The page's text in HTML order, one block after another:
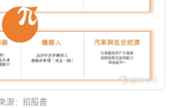
源：招股書